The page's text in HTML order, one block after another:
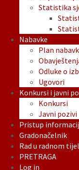
Statistika
Nabavke
Plan
Odluke o
Ugovori
Konkursi i javni
Konkursi
Javni pozivi
Pristup
Gradonačelnik
Rad u radnom
PRETRAGA
Log in